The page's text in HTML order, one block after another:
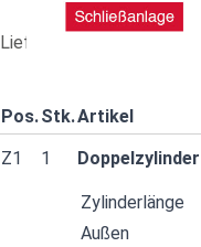
Lieferzeit ca. 1-2 Wochen
Pos.Stk.Artikel
Z1
1
Zylinderlänge
Außen